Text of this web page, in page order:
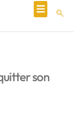
son